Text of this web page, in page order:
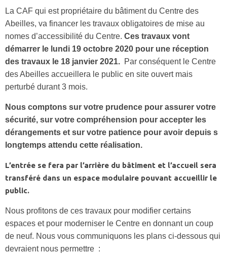
La CAF qui est propriétaire du bâtiment du Centre des
Abeilles, va financer les travaux obligatoires de mise au
nomes d’accessibilité du Centre. Ces travaux vont
démarrer le lundi 19 octobre 2020 pour une réception
des travaux le 18 janvier 2021. Par conséquent le Centre
des Abeilles accueillera le public en site ouvert mais
perturbé durant 3 mois.
Nous comptons sur votre prudence pour assurer votre
sécurité, sur votre compréhension pour accepter les
dérangements et sur votre patience pour avoir depuis s
longtemps attendu cette réalisation.
L’entrée se fera par l’arrière du bâtiment et l’accueil sera
transféré dans un espace modulaire pouvant accueillir le
public.
Nous profitons de ces travaux pour modifier certains
espaces et pour moderniser le Centre en donnant un coup
de neuf. Nous vous communiquons les plans ci-dessous qui
devraient nous permettre :